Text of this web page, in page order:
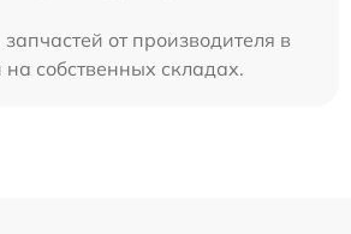
от производителя в
собственных складах.